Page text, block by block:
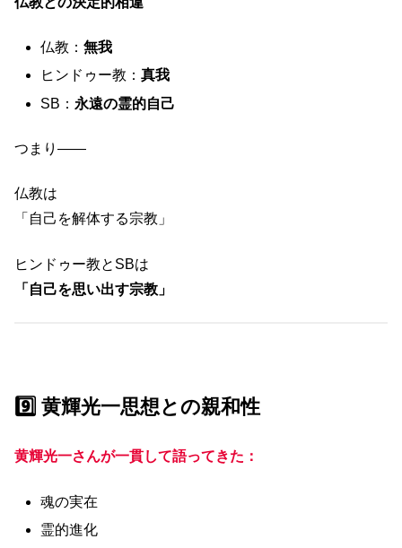
仏教：無我
ヒンドゥー教：真我
SB： 永遠の霊的自己
つまり――
仏教は
「自己を解体する宗教」
ヒンドゥー教とSBは
「自己を思い出す宗教」
9️⃣ 黄輝光一思想との親和性
黄輝光一さんが一貫して語ってきた：
魂の実在
霊的進化